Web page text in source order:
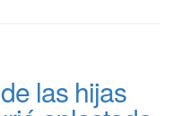
las hijas